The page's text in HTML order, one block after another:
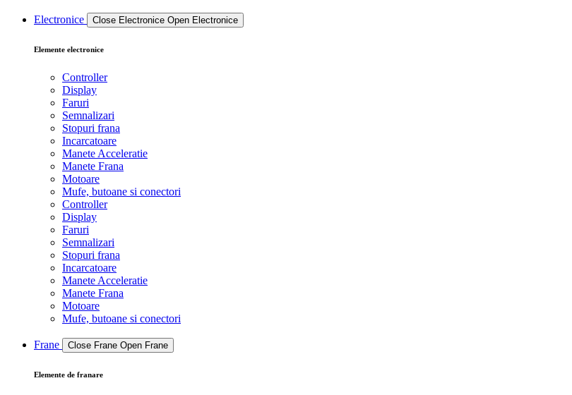
Electronice Close Electronice Open Electronice
Elemente electronice
Controller
Display
Faruri
Semnalizari
Stopuri frana
Incarcatoare
Manete Acceleratie
Manete Frana
Motoare
Mufe, butoane si conectori
Controller
Display
Faruri
Semnalizari
Stopuri frana
Incarcatoare
Manete Acceleratie
Manete Frana
Motoare
Mufe, butoane si conectori
Frane Close Frane Open Frane
Elemente de franare